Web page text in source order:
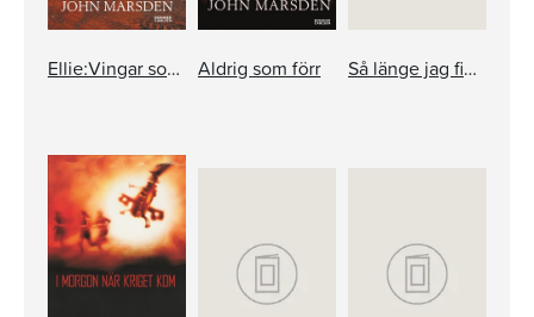
Ellie:Vingar som bär Aldrig som förr Så länge jag finns